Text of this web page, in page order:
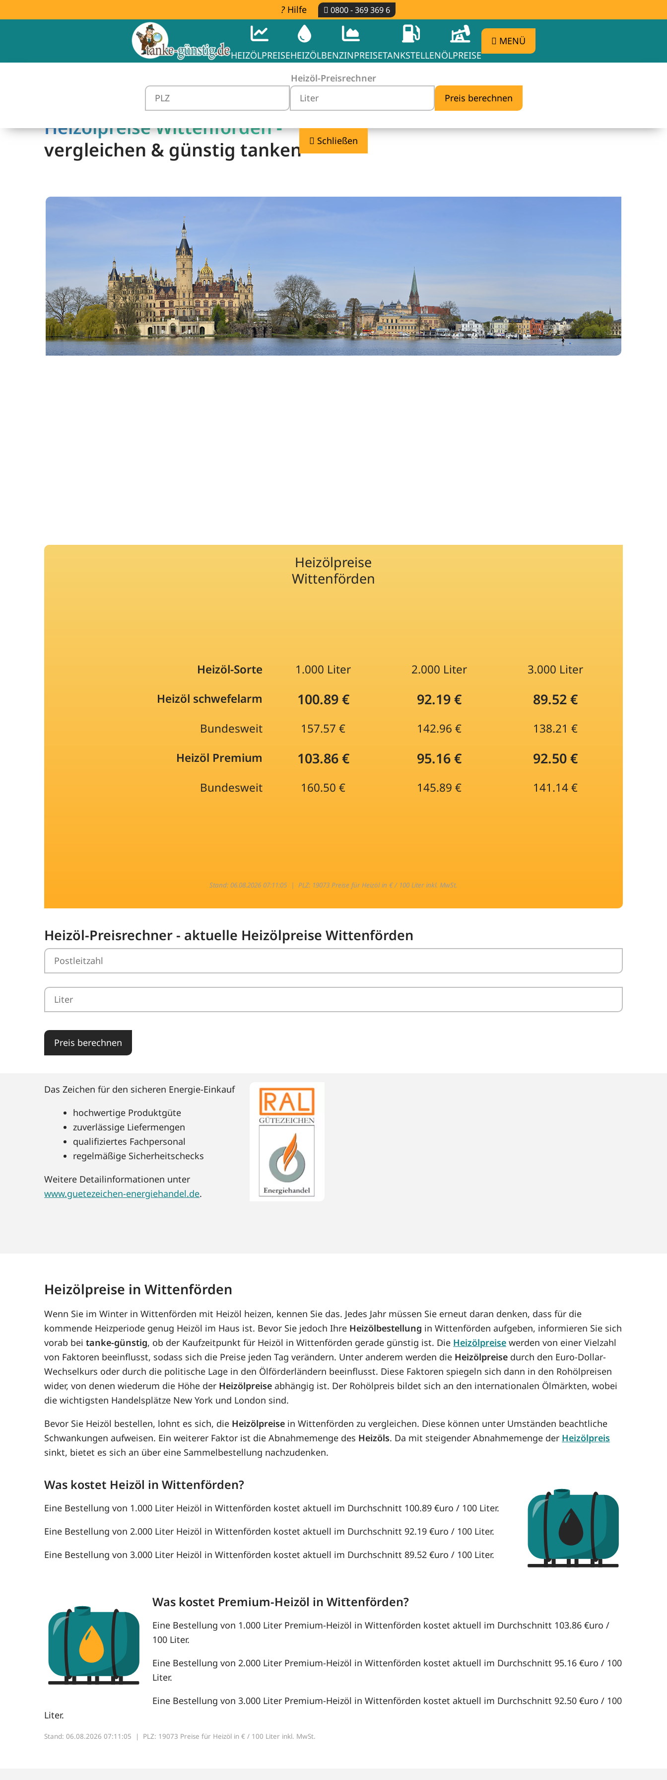
Hilfe 0800 - 369 369 6
HEIZÖLPREISEHEIZÖLBENZINPREISETANKSTELLENÖLPREISE
MENÜ
Heizöl-Preisrechner
Schließen
Heizölpreise Wittenförden -
vergleichen & günstig tanken
Heizölpreise
Wittenförden
Heizöl-Sorte 1.000 Liter 2.000 Liter
3.000 Liter
Heizöl schwefelarm
100.89 € 92.19 € 89.52 €
Bundesweit 157.57 € 142.96 €
138.21 €
Heizöl Premium
103.86 € 95.16 € 92.50 €
Bundesweit 160.50 € 145.89 € 141.14 €
Stand: 06.08.2026 07:11:05 |PLZ: 19073 Preise für Heizöl in € / 100 Liter inkl. MwSt.
Heizöl-Preisrechner - aktuelle Heizölpreise Wittenförden
Preis berechnen
Das Zeichen für den sicheren Energie-Einkauf
hochwertige Produktgüte
zuverlässige Liefermengen
qualifiziertes Fachpersonal
regelmäßige Sicherheitschecks
Weitere Detailinformationen unter
www.guetezeichen-energiehandel.de.
Heizölpreise in Wittenförden
Wenn Sie im Winter in Wittenförden mit Heizöl heizen, kennen Sie das. Jedes Jahr müssen Sie erneut daran denken, dass für die
kommende Heizperiode genug Heizöl im Haus ist. Bevor Sie jedoch Ihre Heizölbestellung in Wittenförden aufgeben, informieren Sie sich
vorab beitanke-günstig, ob der Kaufzeitpunkt für Heizöl in Wittenförden gerade günstig ist. Die Heizölpreise werden von einer Vielzahl
von Faktoren beeinflusst, sodass sich die Preise jeden Tag verändern. Unter anderem werden die Heizölpreise durch den Euro-Dollar-
Wechselkurs oder durch die politische Lage in den Ölförderländern beeinflusst. Diese Faktoren spiegeln sich dann in den Rohölpreisen
wider, von denen wiederum die Höhe der Heizölpreise abhängig ist. Der Rohölpreis bildet sich an den internationalen Ölmärkten, wobei
die wichtigsten Handelsplätze New York und London sind.
Bevor Sie Heizöl bestellen, lohnt es sich, die Heizölpreise in Wittenförden zu vergleichen. Diese können unter Umständen beachtliche
Schwankungen aufweisen. Ein weiterer Faktor ist die Abnahmemenge des Heizöls. Da mit steigender Abnahmemenge der Heizölpreis
sinkt, bietet es sich an über eine Sammelbestellung nachzudenken.
Was kostet Heizöl in Wittenförden?
Eine Bestellung von 1.000 Liter Heizöl in Wittenförden kostet aktuell im Durchschnitt 100.89 €uro / 100 Liter.
Eine Bestellung von 2.000 Liter Heizöl in Wittenförden kostet aktuell im Durchschnitt 92.19 €uro / 100 Liter.
Eine Bestellung von 3.000 Liter Heizöl in Wittenförden kostet aktuell im Durchschnitt 89.52 €uro / 100 Liter.
Was kostet Premium-Heizöl in Wittenförden?
Eine Bestellung von 1.000 Liter Premium-Heizöl in Wittenförden kostet aktuell im Durchschnitt 103.86 €uro /
100 Liter.
Eine Bestellung von 2.000 Liter Premium-Heizöl in Wittenförden kostet aktuell im Durchschnitt 95.16 €uro / 100
Liter.
Eine Bestellung von 3.000 Liter Premium-Heizöl in Wittenförden kostet aktuell im Durchschnitt 92.50 €uro / 100
Liter.
Stand: 06.08.2026 07:11:05 | PLZ: 19073 Preise für Heizöl in € / 100 Liter inkl. MwSt.